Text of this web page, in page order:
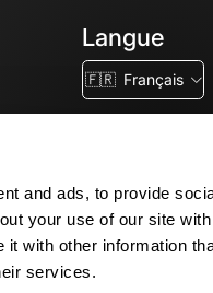
and ads, to provide
your use of our site
with other information
services.
Langue
🇫🇷 Français